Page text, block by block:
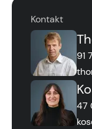
Kontakt
91
47